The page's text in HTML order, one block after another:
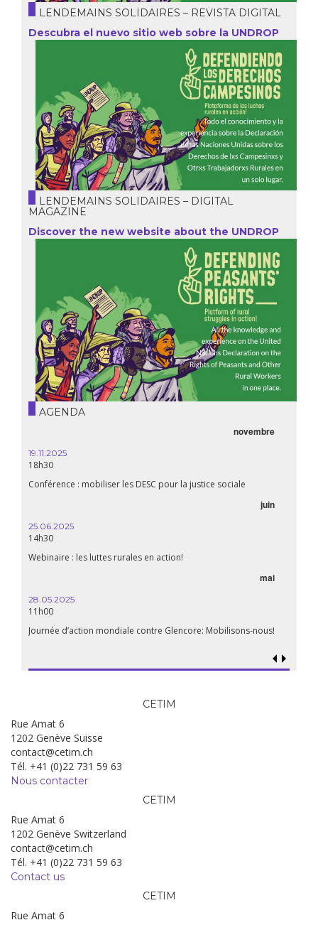
LENDEMAINS SOLIDAIRES – REVISTA DIGITAL
Descubra el nuevo sitio web sobre la UNDROP
LENDEMAINS SOLIDAIRES – DIGITAL
MAGAZINE
Discover the new website about the UNDROP
AGENDA
novembre
19.11.2025
18h30
Conférence : mobiliser les DESC pour la justice sociale
juin
25.06.2025
14h30
Webinaire : les luttes rurales en action!
mai
28.05.2025
11h00
Journée d’action mondiale contre Glencore: Mobilisons-nous!
CETIM
Rue Amat 6
1202 Genève Suisse
contact@cetim.ch
Tél. +41 (0)22 731 59 63
Nous contacter
CETIM
Rue Amat 6
1202 Genève Switzerland
contact@cetim.ch
Tél. +41 (0)22 731 59 63
Contact us
CETIM
Rue Amat 6